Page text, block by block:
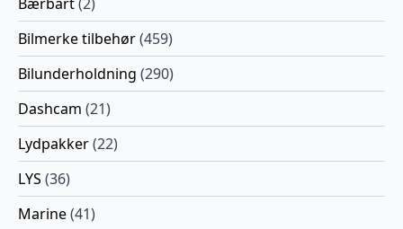
Bilmerke tilbehør(459)
Bilunderholdning (290)
Dashcam (21)
Lydpakker(22)
LYS (36)
Marine(41)